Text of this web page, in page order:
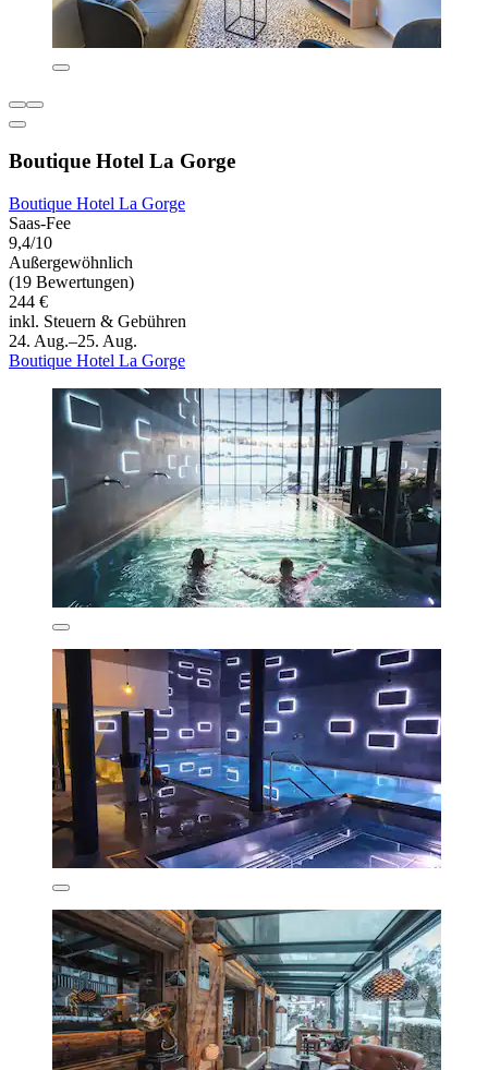
Boutique Hotel La Gorge
Boutique Hotel La Gorge
Saas-Fee
9,4/10
Außergewöhnlich
(19 Bewertungen)
244 €
inkl. Steuern & Gebühren
24. Aug.–25. Aug.
Boutique Hotel La Gorge